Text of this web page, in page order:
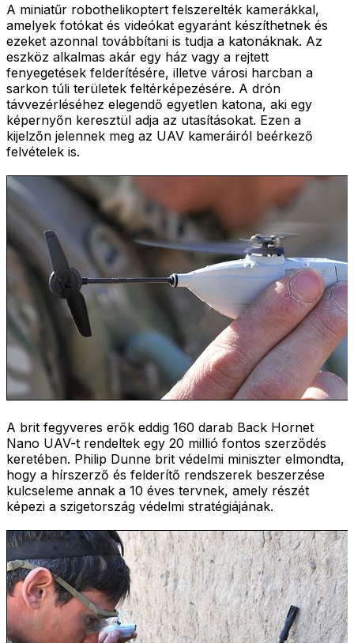
A miniatűr robothelikoptert felszerelték kamerákkal,
amelyek fotókat és videókat egyaránt készíthetnek és
ezeket azonnal továbbítani is tudja a katonáknak. Az
eszköz alkalmas akár egy ház vagy a rejtett
fenyegetések felderítésére, illetve városi harcban a
sarkon túli területek feltérképezésére. A drón
távvezérléséhez elegendő egyetlen katona, aki egy
képernyőn keresztül adja az utasításokat. Ezen a
kijelzőn jelennek meg az UAV kameráiról beérkező
felvételek is.
A brit fegyveres erők eddig 160 darab Back Hornet
Nano UAV-t rendeltek egy 20 millió fontos szerződés
keretében. Philip Dunne brit védelmi miniszter elmondta,
hogy a hírszerző és felderítő rendszerek beszerzése
kulcseleme annak a 10 éves tervnek, amely részét
képezi a szigetország védelmi stratégiájának.